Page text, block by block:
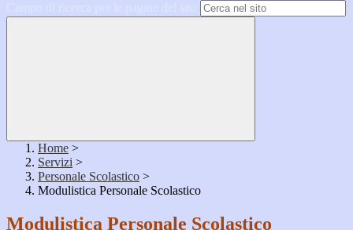
Home >
Servizi >
Personale Scolastico >
Modulistica Personale Scolastico
Modulistica Personale Scolastico